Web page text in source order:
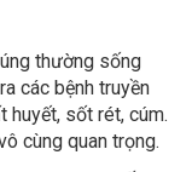
thường sống
các bệnh truyền
sốt rét, cúm.
cùng quan trọng.
group ccung cấp
Từ Liêm
uy tín.